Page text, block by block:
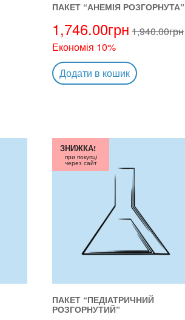
ПАКЕТ “АНЕМІЯ РОЗГОРНУТА”
1,746.00грн 1,940.00грн
Економія 10%
Додати в кошик
ПАКЕТ “ПЕДІАТРИЧНИЙ
РОЗГОРНУТИЙ”
ЗНИЖКА!
при покупці
через сайт